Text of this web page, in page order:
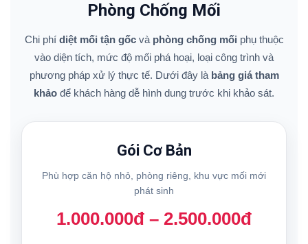
Phòng Chống Mối
Chi phí diệt mối tận gốcvà phòng chống mối phụ thuộc
vào diện tích, mức độ mối phá hoại, loại công trình và
phương pháp xử lý thực tế. Dưới đây là bảng giá tham
khảo để khách hàng dễ hình dung trước khi khảo sát.
Gói Cơ Bản
Phù hợp căn hộ nhỏ, phòng riêng, khu vực mối mới
phát sinh
1.000.000đ – 2.500.000đ